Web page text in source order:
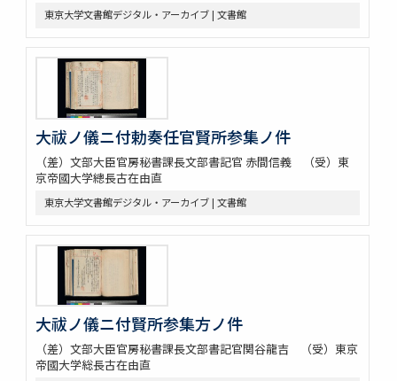
東京大学文書館デジタル・アーカイブ | 文書館
大祓ノ儀ニ付勅奏任官賢所参集ノ件
（差）文部大臣官房秘書課長文部書記官 赤間信義 （受）東
京帝國大学總長古在由直
東京大学文書館デジタル・アーカイブ | 文書館
大祓ノ儀ニ付賢所参集方ノ件
（差）文部大臣官房秘書課長文部書記官関谷龍吉 （受）東京
帝國大学総長古在由直